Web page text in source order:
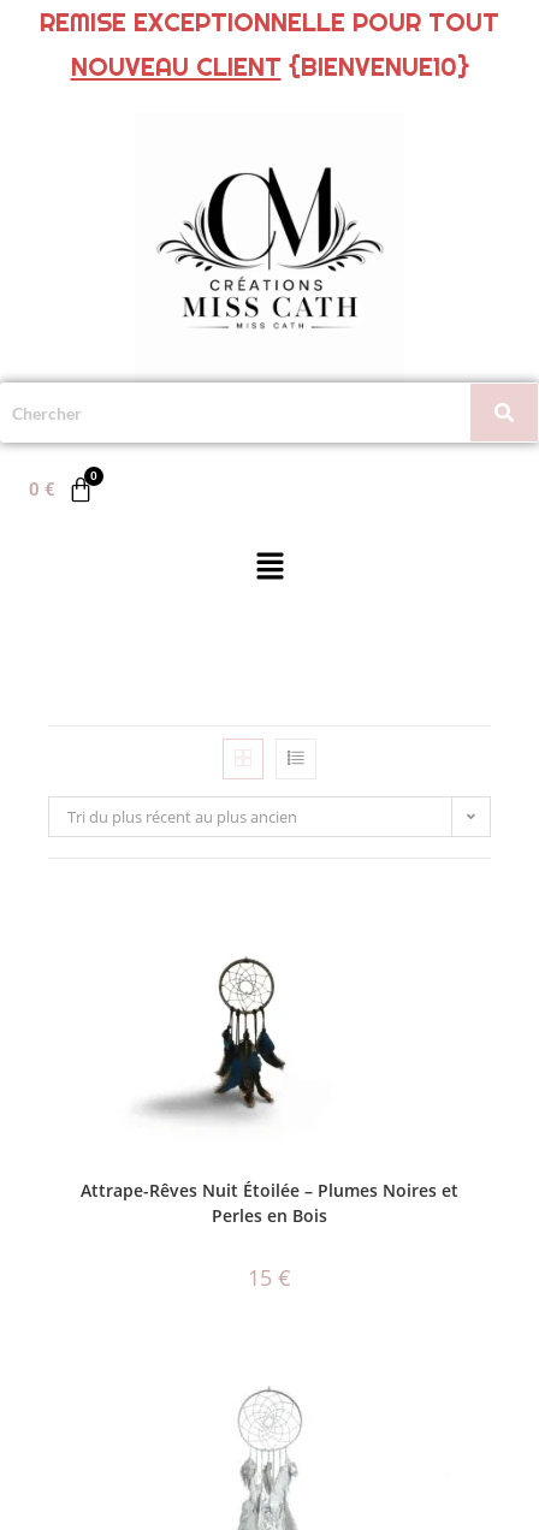
REMISE EXCEPTIONNELLE POUR TOUT
NOUVEAU CLIENT {BIENVENUE10}
0 €
Tri du plus récent au plus ancien
AJOUTER AU PANIER
Attrape-Rêves Nuit Étoilée – Plumes Noires et
Perles en Bois
15 €